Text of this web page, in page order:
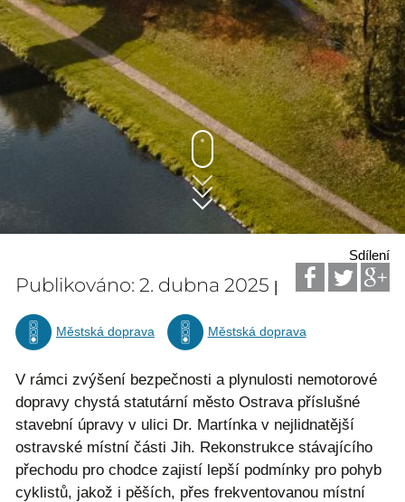
Sdílení
Publikováno: 2. dubna 2025 |
Městská doprava Městská doprava
V rámci zvýšení bezpečnosti a plynulosti nemotorové
dopravy chystá statutární město Ostrava příslušné
stavební úpravy v ulici Dr. Martínka v nejlidnatější
ostravské místní části Jih. Rekonstrukce stávajícího
přechodu pro chodce zajistí lepší podmínky pro pohyb
cyklistů, jakož i pěších, přes frekventovanou místní